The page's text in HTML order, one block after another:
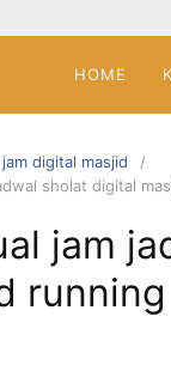
HOME
digital masjid
sholat digital
jam